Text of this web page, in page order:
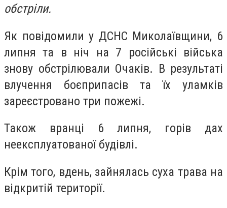
обстріли.
Як повідомили у ДСНС Миколаївщини, 6
липня та в ніч на 7 російські війська
знову обстрілювали Очаків. В результаті
влучення боєприпасів та їх уламків
зареєстровано три пожежі.
Також вранці 6 липня, горів дах
неексплуатованої будівлі.
Крім того, вдень, зайнялась суха трава на
відкритій території.